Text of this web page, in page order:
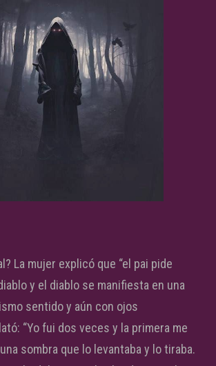
La mujer explicó que “el pai pide
y el diablo se manifiesta en una
sentido y aún con ojos
“Yo fui dos veces y la primera me
sombra que lo levantaba y lo tiraba.